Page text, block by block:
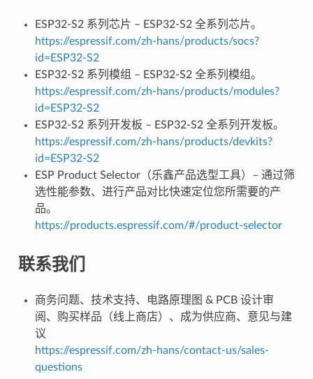
ESP32-S2 系列芯片 – ESP32-S2 全系列芯片。
https://espressif.com/zh-hans/products/socs?
id=ESP32-S2
ESP32-S2 系列模组 – ESP32-S2 全系列模组。
https://espressif.com/zh-hans/products/modules?
id=ESP32-S2
ESP32-S2 系列开发板 – ESP32-S2 全系列开发板。
https://espressif.com/zh-hans/products/devkits?
id=ESP32-S2
ESP Product Selector（乐鑫产品选型工具）– 通过筛
选性能参数、进行产品对比快速定位您所需要的产
品。
https://products.espressif.com/#/product-selector
联系我们
商务问题、技术支持、电路原理图 & PCB 设计审
阅、购买样品（线上商店）、成为供应商、意见与建
议
https://espressif.com/zh-hans/contact-us/sales-
questions